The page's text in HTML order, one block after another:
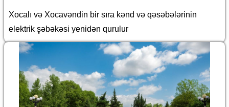
Xocalı və Xocavəndin bir sıra kənd və qəsəbələrinin
elektrik şəbəkəsi yenidən qurulur